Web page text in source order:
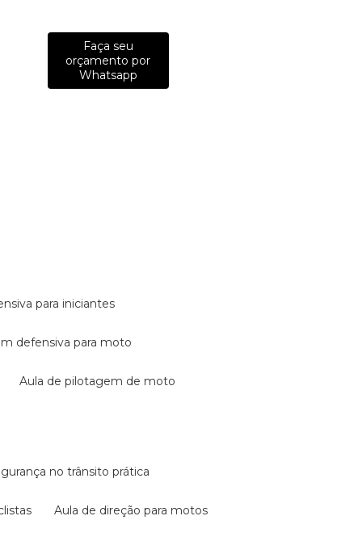
Faça seu
orçamento por
Whatsapp
para iniciantes
defensiva para moto
aula de pilotagem de moto
no trânsito prática
aula de direção para motos